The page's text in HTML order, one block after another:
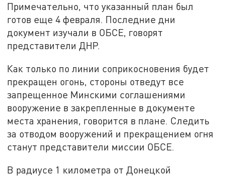
Примечательно, что указанный план был
готов еще 4 февраля. Последние дни
документ изучали в ОБСЕ, говорят
представители ДНР.
Как только по линии соприкосновения будет
прекращен огонь, стороны отведут все
запрещенное Минскими соглашениями
вооружение в закрепленные в документе
места хранения, говорится в плане. Следить
за отводом вооружений и прекращением огня
станут представители миссии ОБСЕ.
В радиусе 1 километра от Донецкой